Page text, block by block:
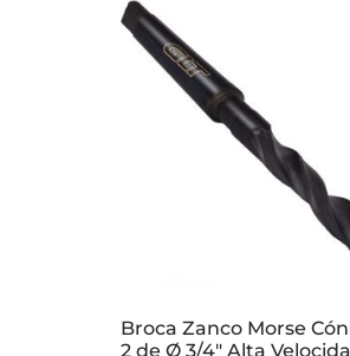
Broca Zanco Morse
2 de Ø 3/4″ Alta